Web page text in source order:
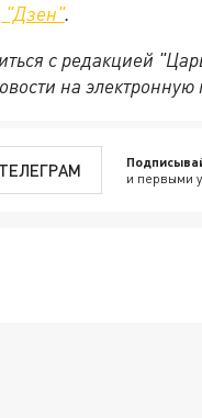
"Дзен".
с редакцией
на электронную
ТЕЛЕГРАМ и первыми